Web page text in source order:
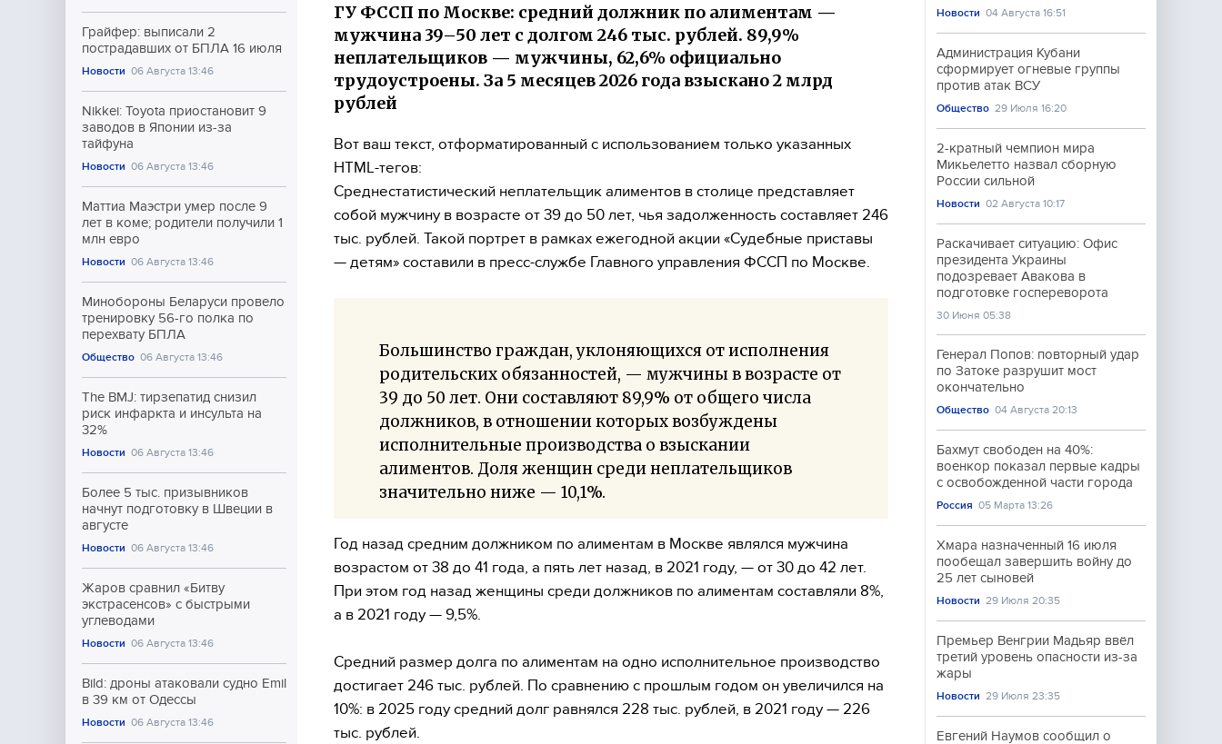
Грайфер: выписали 2
пострадавших от БПЛА 16 июля
Новости 06 Августа 13:46
Nikkei: Toyota приостановит 9
заводов в Японии из-за
тайфуна
Новости 06 Августа 13:46
Маттиа Маэстри умер после 9
лет в коме; родители получили 1
млн евро
Новости 06 Августа 13:46
Минобороны Беларуси провело
тренировку 56-го полка по
перехвату БПЛА
Общество 06 Августа 13:46
The BMJ: тирзепатид снизил
риск инфаркта и инсульта на
32%
Новости 06 Августа 13:46
Более 5 тыс. призывников
начнут подготовку в Швеции в
августе
Новости 06 Августа 13:46
Жаров сравнил «Битву
экстрасенсов» с быстрыми
углеводами
Новости 06 Августа 13:46
Bild: дроны атаковали судно Emil
в 39 км от Одессы
Новости 06 Августа 13:46
ГУ ФССП по Москве: средний должник по алиментам —
мужчина 39–50 лет с долгом 246 тыс. рублей. 89,9%
неплательщиков — мужчины, 62,6% официально
трудоустроены. За 5 месяцев 2026 года взыскано 2 млрд
рублей
Вот ваш текст, отформатированный с использованием только указанных
HTML-тегов:
Среднестатистический неплательщик алиментов в столице представляет
собой мужчину в возрасте от 39 до 50 лет, чья задолженность составляет 246
тыс. рублей. Такой портрет в рамках ежегодной акции «Судебные приставы
— детям» составили в пресс-службе Главного управления ФССП по Москве.
Большинство граждан, уклоняющихся от исполнения
родительских обязанностей, — мужчины в возрасте от
39 до 50 лет. Они составляют 89,9% от общего числа
должников, в отношении которых возбуждены
исполнительные производства о взыскании
алиментов. Доля женщин среди неплательщиков
значительно ниже — 10,1%.
Год назад средним должником по алиментам в Москве являлся мужчина
возрастом от 38 до 41 года, а пять лет назад, в 2021 году, — от 30 до 42 лет.
При этом год назад женщины среди должников по алиментам составляли 8%,
а в 2021 году — 9,5%.
Средний размер долга по алиментам на одно исполнительное производство
достигает 246 тыс. рублей. По сравнению с прошлым годом он увеличился на
10%: в 2025 году средний долг равнялся 228 тыс. рублей, в 2021 году — 226
тыс. рублей.
Новости 04 Августа 16:51
Администрация Кубани
сформирует огневые группы
против атак ВСУ
Общество 29 Июля 16:20
2-кратный чемпион мира
Микьелетто назвал сборную
России сильной
Новости 02 Августа 10:17
Раскачивает ситуацию: Офис
президента Украины
подозревает Авакова в
подготовке госпереворота
30 Июня 05:38
Генерал Попов: повторный удар
по Затоке разрушит мост
окончательно
Общество 04 Августа 20:13
Бахмут свободен на 40%:
военкор показал первые кадры
с освобожденной части города
Россия 05 Марта 13:26
Хмара назначенный 16 июля
пообещал завершить войну до
25 лет сыновей
Новости 29 Июля 20:35
Премьер Венгрии Мадьяр ввёл
третий уровень опасности из-за
жары
Новости 29 Июля 23:35
Евгений Наумов сообщил о